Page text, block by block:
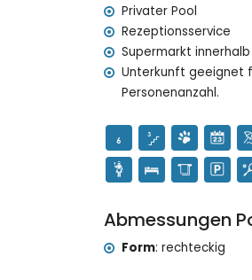
Ausstattung und
Reinigungsservice
Heizung und
Zusatzbett und
Kino und Bar
Zoo (innerhalb von
Sehenswürdigkeiten
Kirche (innerhalb von
Burg (Denia)
Privater Pool
Rezeptionsservice
Supermarkt innerhalb
Unterkunft geeignet
Personenanzahl.
Abmessungen
Form: rechteckig